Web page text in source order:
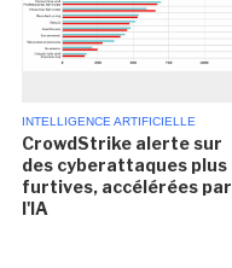
INTELLIGENCE ARTIFICIELLE
CrowdStrike alerte sur
des cyberattaques plus
furtives, accélérées par
l'IA